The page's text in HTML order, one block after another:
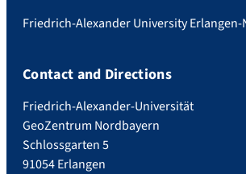
Friedrich-Alexander University
Contact and Directions
Friedrich-Alexander-Universität
GeoZentrum Nordbayern
Schlossgarten 5
91054 Erlangen